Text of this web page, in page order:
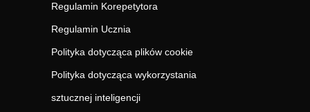
Regulamin Korepetytora
Regulamin Ucznia
Polityka dotycząca plików cookie
Polityka dotycząca wykorzystania
sztucznej inteligencji